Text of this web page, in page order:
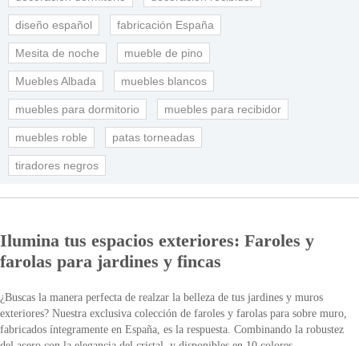
diseño español fabricación España
Mesita de noche mueble de pino
Muebles Albada muebles blancos
muebles para dormitorio muebles para recibidor
muebles roble patas torneadas
tiradores negros
Ilumina tus espacios exteriores: Faroles y
farolas para jardines y fincas
¿Buscas la manera perfecta de realzar la belleza de tus jardines y muros
exteriores? Nuestra exclusiva colección de faroles y farolas para sobre muro,
fabricados íntegramente en España, es la respuesta. Combinando la robustez